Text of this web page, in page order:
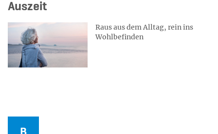
Auszeit
Raus aus dem Alltag, rein ins
Wohlbefinden